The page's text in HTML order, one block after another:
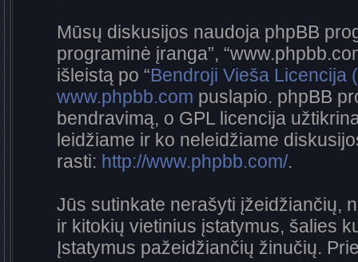
Mūsų diskusijos naudoja phpBB
programinė įranga”,
išleistą po “Bendroji Vieša Licencija
www.phpbb.com puslapio. phpBB
bendravimą, o GPL licencija
leidžiame ir ko neleidžiame
rasti: http://www.phpbb.com/.
Jūs sutinkate nerašyti įžeidžiančių,
ir kitokių vietinius įstatymus, šalies
Įstatymus pažeidžiančių žinučių.